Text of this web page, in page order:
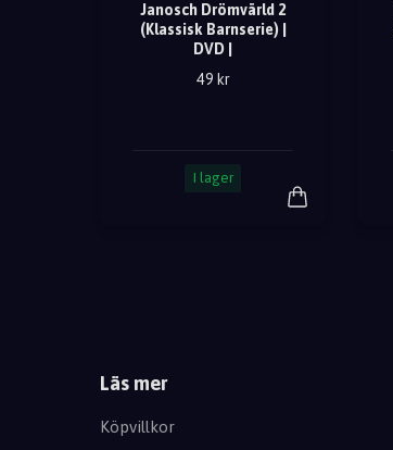
Janosch Drömvärld 2
(Klassisk Barnserie) |
DVD |
49 kr
I lager
Läs mer
Köpvillkor